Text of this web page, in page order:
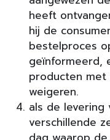
heeft
hij de
bestelproces
geïnformeerd,
producten met
weigeren.
als de
verschillende